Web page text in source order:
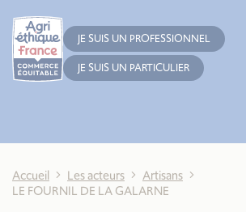
JE SUIS UN PROFESSIONNEL
JE SUIS UN PARTICULIER
Accueil Les acteurs
Artisans
LE FOURNIL DE LA GALARNE